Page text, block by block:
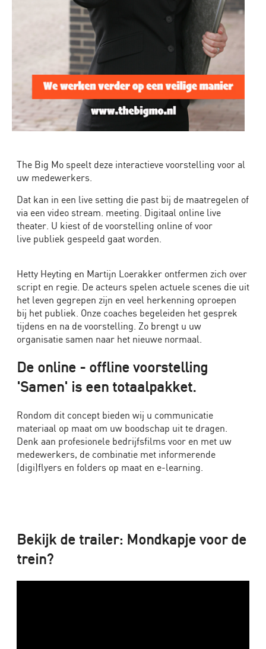
The Big Mo speelt deze interactieve voorstelling voor al
uw medewerkers.
Dat kan in een live setting die past bij de maatregelen of
via een video stream. meeting. Digitaal online live
theater. U kiest of de voorstelling online of voor
live publiek gespeeld gaat worden.
Hetty Heyting en Martijn Loerakker ontfermen zich over
script en regie. De acteurs spelen actuele scenes die uit
het leven gegrepen zijn en veel herkenning oproepen
bij het publiek. Onze coaches begeleiden het gesprek
tijdens en na de voorstelling. Zo brengt u uw
organisatie samen naar het nieuwe normaal.
De online - offline voorstelling
'Samen' is een totaalpakket.
Rondom dit concept bieden wij u communicatie
materiaal op maat om uw boodschap uit te dragen.
Denk aan profesionele bedrijfsfilms voor en met uw
medewerkers, de combinatie met informerende
(digi)flyers en folders op maat en e-learning.
Bekijk de trailer: Mondkapje voor de
trein?
Introductieprogramma
Gemeenteraad
–
Training
Teambuilding
Raadsleden
The
Big
Mo
Scholen
Theater